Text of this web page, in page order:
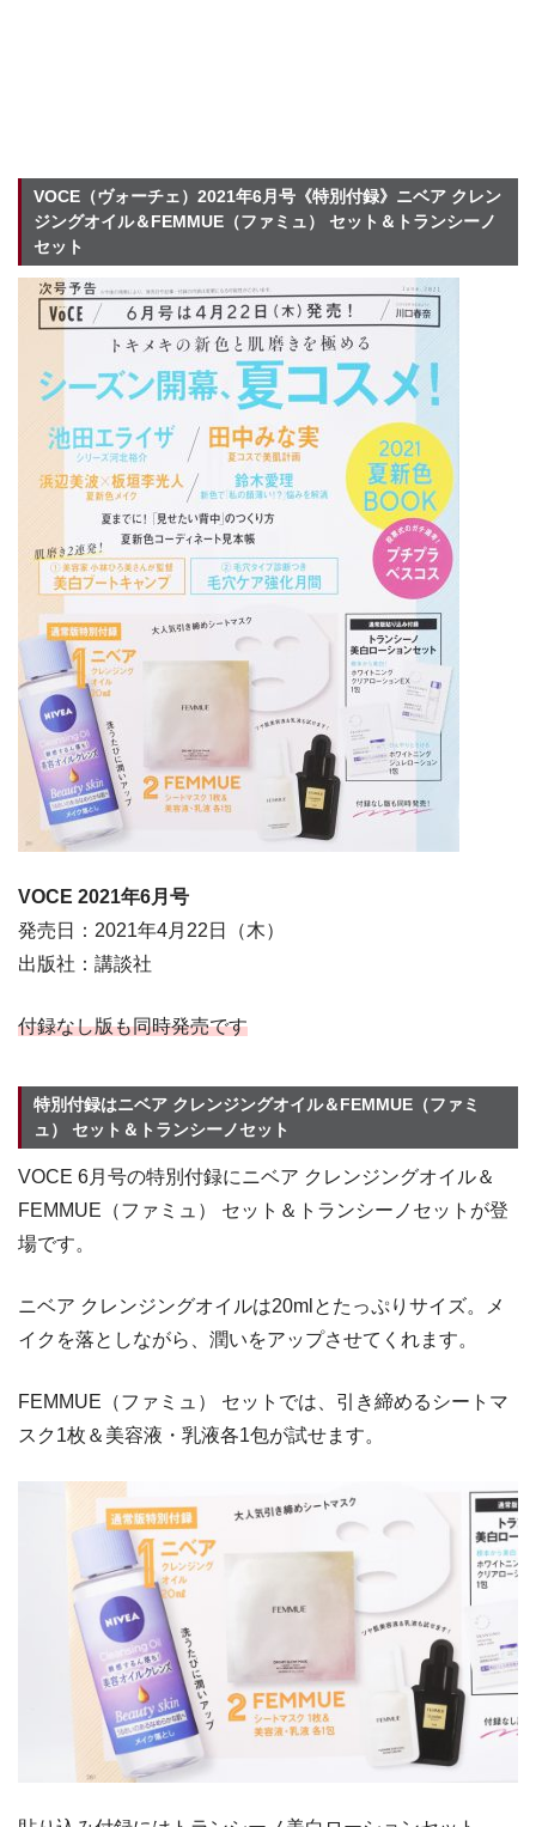
VOCE（ヴォーチェ）2021年6月号《特別付録》ニベア クレン
ジングオイル＆FEMMUE（ファミュ） セット＆トランシーノ
セット
VOCE 2021年6月号
発売日：2021年4月22日（木）
出版社：講談社
付録なし版も同時発売です
特別付録はニベア クレンジングオイル＆FEMMUE（ファミ
ュ） セット＆トランシーノセット
VOCE 6月号の特別付録にニベア クレンジングオイル＆
FEMMUE（ファミュ） セット＆トランシーノセットが登
場です。
ニベア クレンジングオイルは20mlとたっぷりサイズ。メ
イクを落としながら、潤いをアップさせてくれます。
FEMMUE（ファミュ） セットでは、引き締めるシートマ
スク1枚＆美容液・乳液各1包が試せます。